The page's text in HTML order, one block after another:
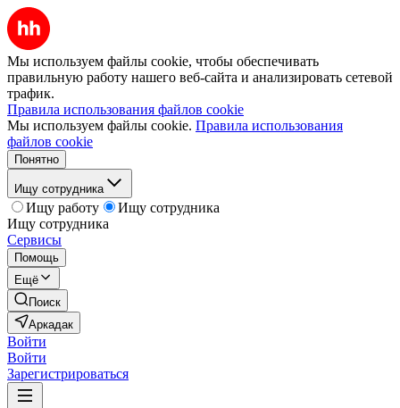
Мы используем файлы cookie, чтобы обеспечивать
правильную работу нашего веб-сайта и анализировать сетевой
трафик.
Правила использования файлов cookie
Мы используем файлы cookie. Правила использования
файлов cookie
Понятно
Ищу сотрудника
Ищу работу
Ищу сотрудника
Ищу сотрудника
Сервисы
Помощь
Ещё
Поиск
Аркадак
Войти
Войти
Зарегистрироваться